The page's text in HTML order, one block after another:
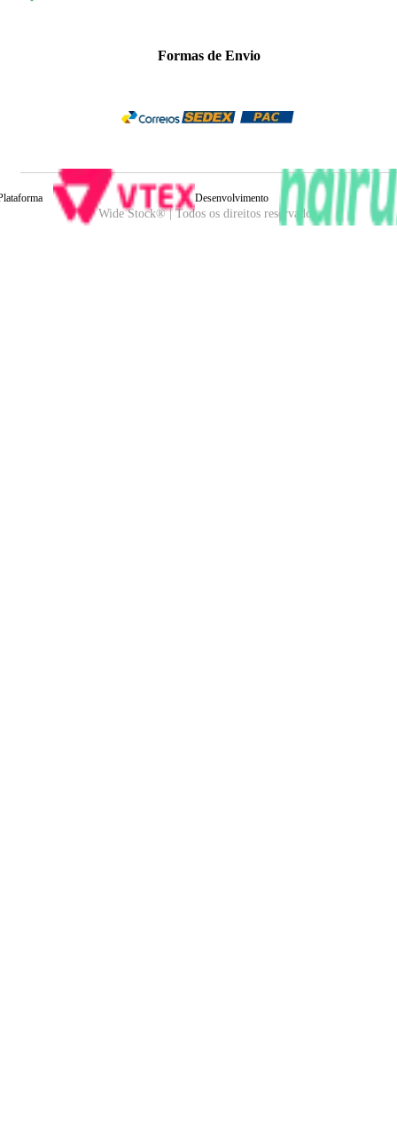
Formas de Envio
Wide Stock® | Todos os direitos reservados.
Desenvolvimento